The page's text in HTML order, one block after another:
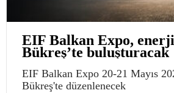
EIF Balkan Expo,
Bükreş’te buluşturacak
EIF Balkan Expo 20-21 Mayıs
Bükreş'te düzenlenecek